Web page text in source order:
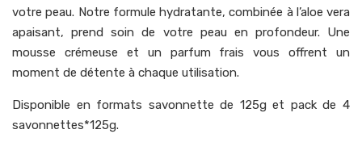
votre peau. Notre formule hydratante, combinée à l’aloe vera
apaisant, prend soin de votre peau en profondeur. Une
mousse crémeuse et un parfum frais vous offrent un
moment de détente à chaque utilisation.
Disponible en formats savonnette de 125g et pack de 4
savonnettes*125g.